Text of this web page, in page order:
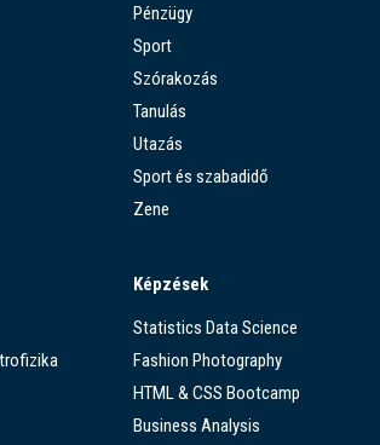
Pénzügy
Sport
Szórakozás
Tanulás
Utazás
Sport és szabadidő
Zene
Képzések
Statistics Data Science
Fashion Photography
HTML & CSS Bootcamp
Business Analysis